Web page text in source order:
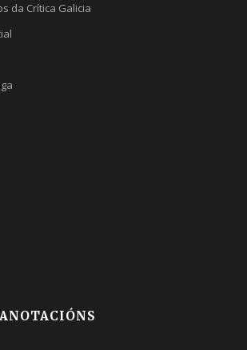
da Crítica Galicia